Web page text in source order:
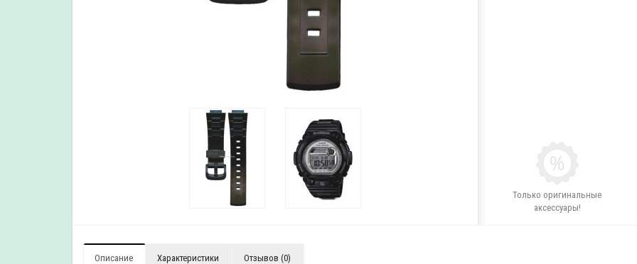
Только оригинальные
аксессуары!
Описание Характеристики Отзывов (0)